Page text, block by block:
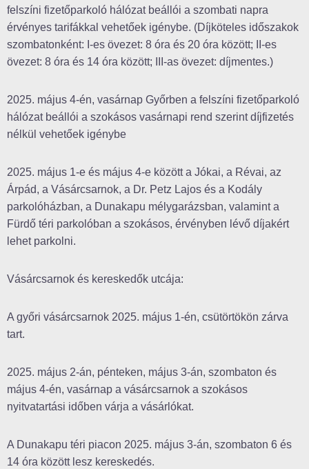
felszíni fizetőparkoló hálózat beállói a szombati napra
érvényes tarifákkal vehetőek igénybe. (Díjköteles időszakok
szombatonként: I-es övezet: 8 óra és 20 óra között; II-es
övezet: 8 óra és 14 óra között; III-as övezet: díjmentes.)
2025. május 4-én, vasárnap Győrben a felszíni fizetőparkoló
hálózat beállói a szokásos vasárnapi rend szerint díjfizetés
nélkül vehetőek igénybe
2025. május 1-e és május 4-e között a Jókai, a Révai, az
Árpád, a Vásárcsarnok, a Dr. Petz Lajos és a Kodály
parkolóházban, a Dunakapu mélygarázsban, valamint a
Fürdő téri parkolóban a szokásos, érvényben lévő díjakért
lehet parkolni.
Vásárcsarnok és kereskedők utcája:
A győri vásárcsarnok 2025. május 1-én, csütörtökön zárva
tart.
2025. május 2-án, pénteken, május 3-án, szombaton és
május 4-én, vasárnap a vásárcsarnok a szokásos
nyitvatartási időben várja a vásárlókat.
A Dunakapu téri piacon 2025. május 3-án, szombaton 6 és
14 óra között lesz kereskedés.